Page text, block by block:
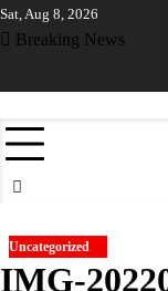
Skip
to
Sat, Aug 8, 2026
Breaking News
ଶିକ୍ଷା ଵିଭାଗର
Uncategorized
IMG-